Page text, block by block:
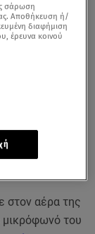
στον αέρα της
μικρόφωνό του
σάρωση
Αποθήκευση ή/
διαφήμιση
έρευνα κοινού